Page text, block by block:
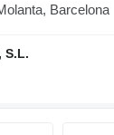
Barcelona
S.L.